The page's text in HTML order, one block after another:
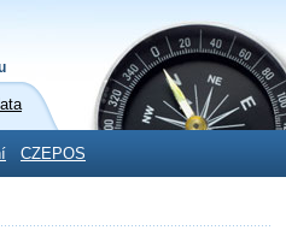
CZEPOS